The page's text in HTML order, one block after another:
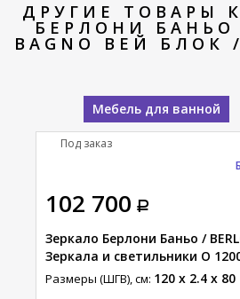
ДРУГИЕ ТОВАРЫ
БЕРЛОНИ БАНЬО
BAGNO ВЕЙ БЛОК /
Мебель для ванной
102 700
Зеркало Берлони Баньо /
Зеркала и светильники O
Размеры (ШГВ), см: 120 x 2.4 x 80
Под заказ